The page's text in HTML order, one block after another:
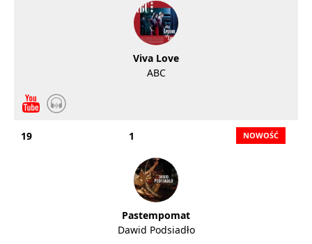
Viva Love
ABC
19 1
Pastempomat
Dawid Podsiadło